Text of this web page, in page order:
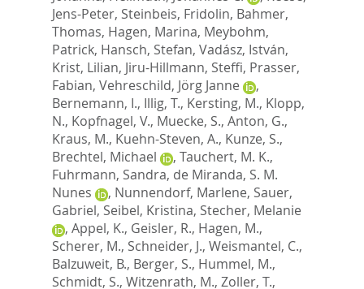
Jens-Peter, Steinbeis, Fridolin, Bahmer,
Thomas, Hagen, Marina, Meybohm,
Patrick, Hansch, Stefan, Vadász, István,
Krist, Lilian, Jiru-Hillmann, Steffi, Prasser,
Fabian, Vehreschild, Jörg Janne
,
Bernemann, I., Illig, T., Kersting, M., Klopp,
N., Kopfnagel, V., Muecke, S., Anton, G.,
Kraus, M., Kuehn-Steven, A., Kunze, S.,
Brechtel, Michael
, Tauchert, M. K.,
Fuhrmann, Sandra, de Miranda, S. M.
Nunes
, Nunnendorf, Marlene, Sauer,
Gabriel, Seibel, Kristina, Stecher, Melanie
, Appel, K., Geisler, R., Hagen, M.,
Scherer, M., Schneider, J., Weismantel, C.,
Balzuweit, B., Berger, S., Hummel, M.,
Schmidt, S., Witzenrath, M., Zoller, T.,